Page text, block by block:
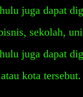
juga dapat
sekolah,
juga dapat
kota tersebut.